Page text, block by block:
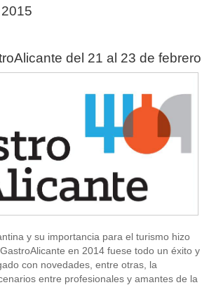
del 21 al 23 de febrero
y su importancia para el turismo hizo
en 2014 fuese todo un éxito y
con novedades, entre otras, la
entre profesionales y amantes de la